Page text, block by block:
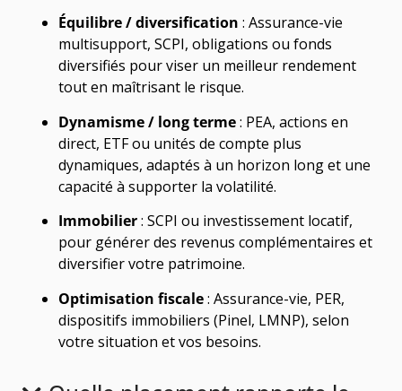
Équilibre / diversification : Assurance-vie
multisupport, SCPI, obligations ou fonds
diversifiés pour viser un meilleur rendement
tout en maîtrisant le risque.
Dynamisme / long terme: PEA, actions en
direct, ETF ou unités de compte plus
dynamiques, adaptés à un horizon long et une
capacité à supporter la volatilité.
Immobilier: SCPI ou investissement locatif,
pour générer des revenus complémentaires et
diversifier votre patrimoine.
Optimisation fiscale: Assurance-vie, PER,
dispositifs immobiliers (Pinel, LMNP), selon
votre situation et vos besoins.